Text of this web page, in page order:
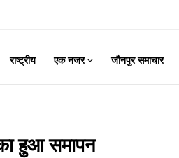
राष्ट्रीय एक नजर जौनपुर समाचार
हुआ समापन